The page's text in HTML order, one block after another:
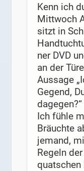
Kenn ich
Mittwoch
sitzt in
ner DVD
an der
Aussage
Gegend,
dagegen?“
Ich fühle
Bräuchte
jemand,
Regeln